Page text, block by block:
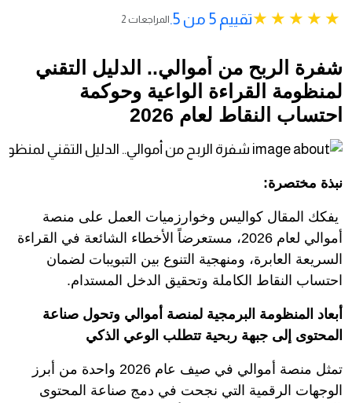
تقييم 5 من 5. 2 المراجعات
شفرة الربح من أموالي.. الدليل التقني
لمنظومة القراءة الواعية وحوكمة
احتساب النقاط لعام 2026
نبذة مختصرة:
يفكك المقال كواليس وخوارزميات العمل على منصة
أموالي لعام 2026، مستعرضاً الأخطاء الشائعة في القراءة
السريعة العابرة، ومنهجية التنوع بين التبويبات لضمان
احتساب النقاط الكاملة وتحقيق الدخل المستدام.
أبعاد المنظومة البرمجية لمنصة أموالي وتحول صناعة
المحتوى إلى جبهة ربحية تتطلب الوعي الذكي
تمثل منصة أموالي في صيف عام 2026 واحدة من أبرز
الوجهات الرقمية التي نجحت في دمج صناعة المحتوى